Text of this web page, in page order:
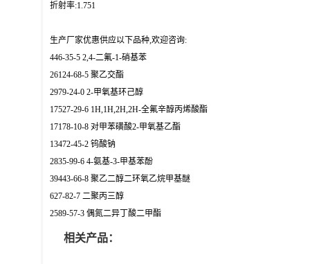
折射率:1.751
生产厂家优惠供应以下品种,欢迎咨询:
446-35-5 2,4-二氟-1-硝基苯
26124-68-5 聚乙交酯
2979-24-0 2-甲氧基环己醇
17527-29-6 1H,1H,2H,2H-全氟辛醇丙烯酸酯
17178-10-8 对甲苯磺酸2-甲氧基乙酯
13472-45-2 钨酸钠
2835-99-6 4-氨基-3-甲基苯酚
39443-66-8 聚乙二醇二环氧乙烷甲基醚
627-82-7 二聚丙三醇
2589-57-3 偶氮二异丁酸二甲酯
相关产品：